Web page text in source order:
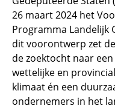
26 maart 2024 het
Programma Landelijk
dit voorontwerp zet
de zoektocht naar
wettelijke en
klimaat én een
ondernemers in het